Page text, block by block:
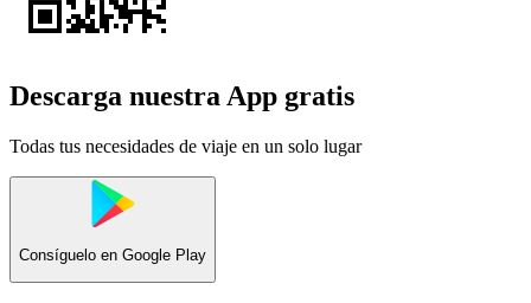
Descarga nuestra App gratis
Todas tus necesidades de viaje en un solo lugar
Consíguelo en Google Play